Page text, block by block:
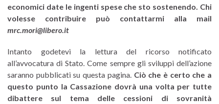
economici date le ingenti spese che sto sostenendo. Chi
volesse contribuire può contattarmi alla mail
mrc.mori@libero.it
Intanto godetevi la lettura del ricorso notificato
all’avvocatura di Stato. Come sempre gli sviluppi dell’azione
saranno pubblicati su questa pagina. Ciò che è certo che a
questo punto la Cassazione dovrà una volta per tutte
dibattere sul tema delle cessioni di sovranità